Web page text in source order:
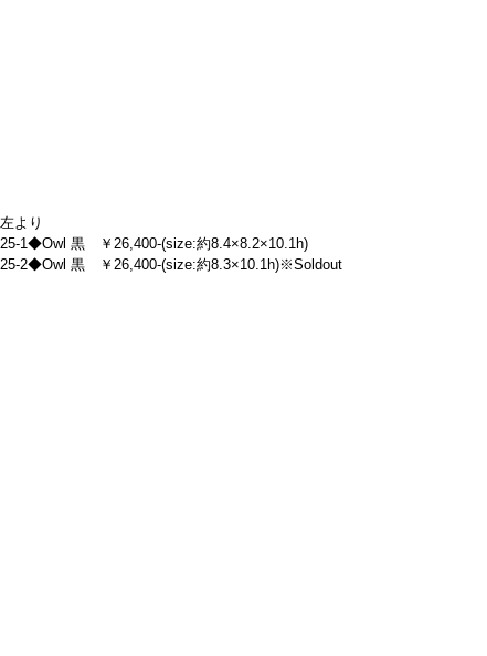
左より
25-1◆Owl 黒　￥26,400-(size:約8.4×8.2×10.1h)
25-2◆Owl 黒　￥26,400-(size:約8.3×10.1h)※Soldout